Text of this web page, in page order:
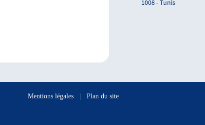
1008 - Tunis
Mentions légales Plan du site